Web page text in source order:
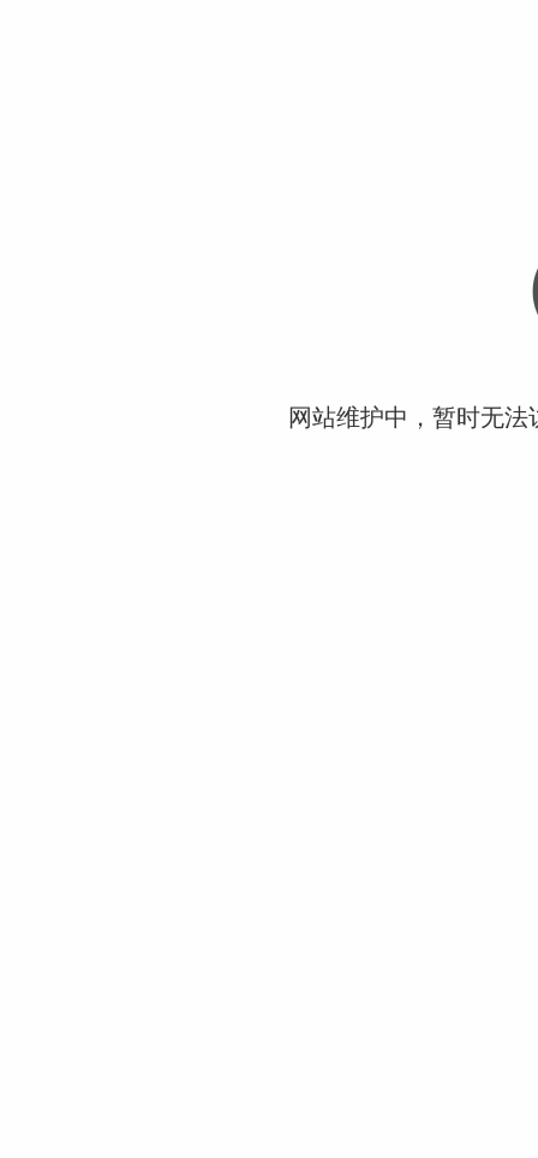
网站维护中，暂时无